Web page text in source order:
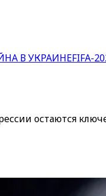
В УКРАИНЕFIFA-
остаются